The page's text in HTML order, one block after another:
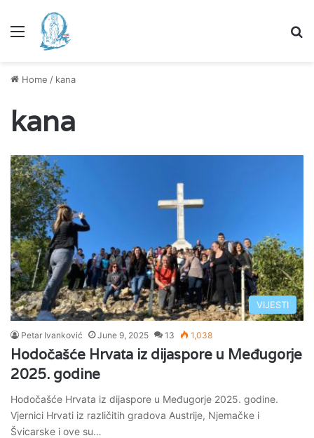
Menu
Home / kana
kana
VIJESTI
Petar Ivanković June 9, 2025 13 1,038
Hodočašće Hrvata iz dijaspore u Međugorje
2025. godine
Hodočašće Hrvata iz dijaspore u Međugorje 2025. godine.
Vjernici Hrvati iz različitih gradova Austrije, Njemačke i
Švicarske i ove su…